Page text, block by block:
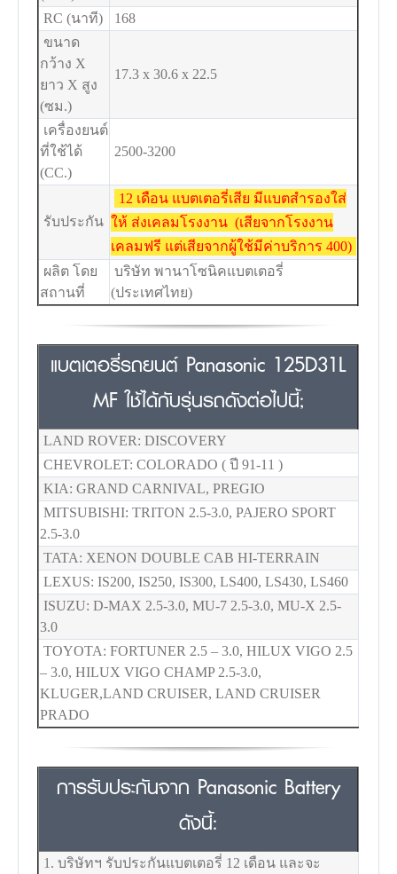
RC (นาที)
168
ขนาด
กว้าง X
ยาว X สูง
(ซม.)
17.3 x 30.6 x 22.5
เครื่องยนต์
ที่ใช้ได้
(CC.)
2500-3200
รับประกัน
12 เดือน แบตเตอรี่เสีย มีแบตสำรองใส่
ให้ ส่งเคลมโรงงาน (เสียจากโรงงาน
เคลมฟรี แต่เสียจากผู้ใช้มีค่าบริการ 400)
ผลิต โดย
สถานที่
บริษัท พานาโซนิคแบตเตอรี่
(ประเทศไทย)
แบตเตอรี่รถยนต์ Panasonic 125D31L
MF ใช้ได้กับรุ่นรถดังต่อไปนี้;
LAND ROVER: DISCOVERY
CHEVROLET: COLORADO ( ปี 91-11 )
KIA: GRAND CARNIVAL, PREGIO
MITSUBISHI: TRITON 2.5-3.0, PAJERO SPORT
2.5-3.0
TATA: XENON DOUBLE CAB HI-TERRAIN
LEXUS: IS200, IS250, IS300, LS400, LS430, LS460
ISUZU: D-MAX 2.5-3.0, MU-7 2.5-3.0, MU-X 2.5-
3.0
TOYOTA: FORTUNER 2.5 – 3.0, HILUX VIGO 2.5
– 3.0, HILUX VIGO CHAMP 2.5-3.0,
KLUGER,LAND CRUISER, LAND CRUISER
PRADO
การรับประกันจาก Panasonic Battery
ดังนี้:
1. บริษัทฯ รับประกันแบตเตอรี่ 12 เดือน และจะ